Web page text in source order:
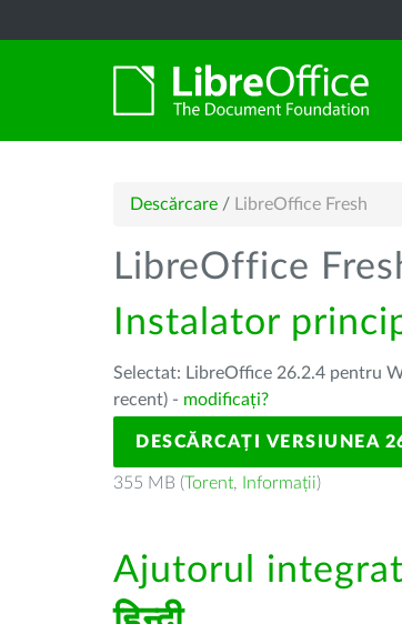
Descărcare / LibreOffice Fresh
LibreOffice
Instalator
Selectat: LibreOffice 26.2.4 pentru
recent) - modificați?
DESCĂRCAȚI VERSIUNEA
355 MB (Torent, Informații)
Ajutorul